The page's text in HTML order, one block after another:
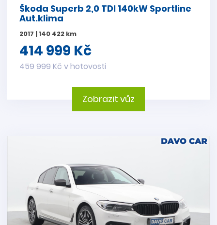
Škoda Superb 2,0 TDI 140kW Sportline
Aut.klima
2017 | 140 422 km
414 999 Kč
459 999 Kč v hotovosti
Zobrazit vůz